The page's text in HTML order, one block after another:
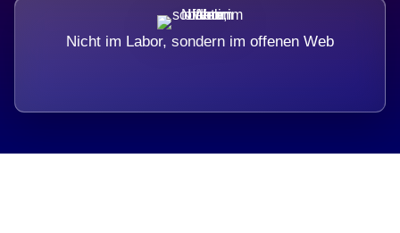
Nicht im Labor, sondern im offenen Web